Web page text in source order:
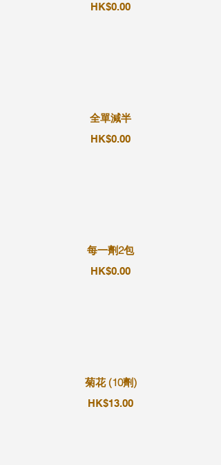
HK$0.00
全單減半
HK$0.00
每一劑2包
HK$0.00
菊花 (10劑)
HK$13.00